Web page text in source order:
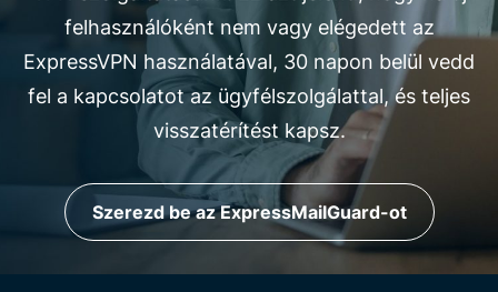
felhasználóként nem vagy elégedett az
ExpressVPN használatával, 30 napon belül vedd
fel a kapcsolatot az ügyfélszolgálattal, és teljes
visszatérítést kapsz.
Szerezd be az ExpressMailGuard-ot